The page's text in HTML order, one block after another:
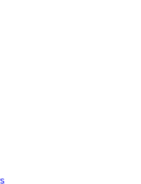
das suas marcas favoritas
presente